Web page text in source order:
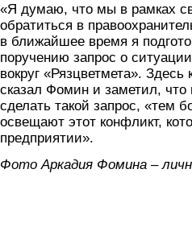
«Я думаю, что мы в рамках
обратиться в
в ближайшее время я
поручению запрос о
вокруг «Рязцветмета».
сказал Фомин и заметил, что
сделать такой запрос, «тем
освещают этот конфликт,
предприятии».
Фото Аркадия Фомина –